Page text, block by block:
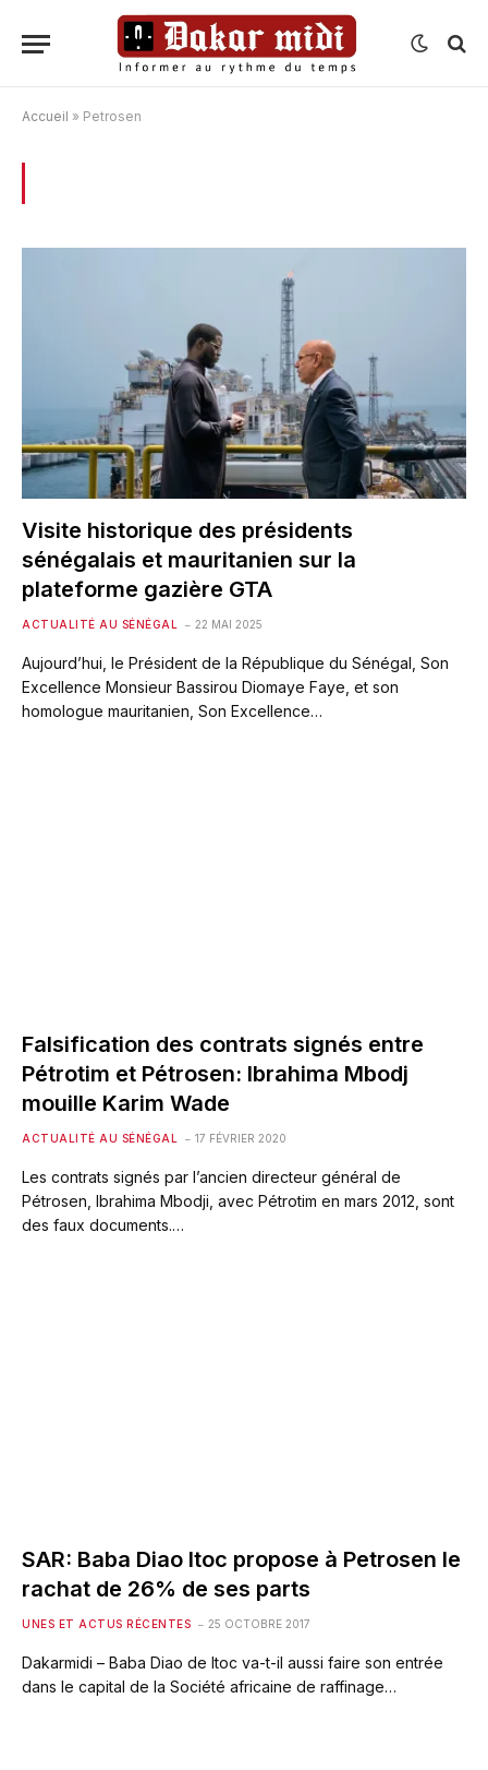
Accueil » Petrosen
Visite historique des présidents
sénégalais et mauritanien sur la
plateforme gazière GTA
ACTUALITÉ AU SÉNÉGAL 22 MAI 2025
Aujourd’hui, le Président de la République du Sénégal, Son
Excellence Monsieur Bassirou Diomaye Faye, et son
homologue mauritanien, Son Excellence…
Falsification des contrats signés entre
Pétrotim et Pétrosen: Ibrahima Mbodj
mouille Karim Wade
ACTUALITÉ AU SÉNÉGAL 17 FÉVRIER 2020
Les contrats signés par l’ancien directeur général de
Pétrosen, Ibrahima Mbodji, avec Pétrotim en mars 2012, sont
des faux documents.…
SAR: Baba Diao Itoc propose à Petrosen le
rachat de 26% de ses parts
UNES ET ACTUS RÉCENTES 25 OCTOBRE 2017
Dakarmidi – Baba Diao de Itoc va-t-il aussi faire son entrée
dans le capital de la Société africaine de raffinage…